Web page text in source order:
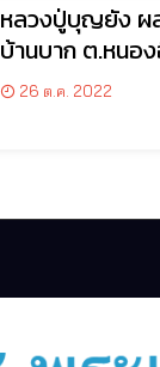
หลวงปู่บุญยัง
บ้านบาก ต.หนอ
จ.ศรีสะเกษ
26 ต.ค. 2022